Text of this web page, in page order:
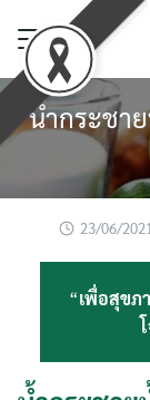
content
น้ำกระชา
23/06/2021
“เพื่อสุขภ